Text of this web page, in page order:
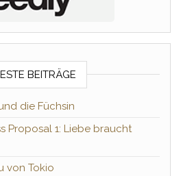
BEITRÄGE
die Füchsin
Proposal 1: Liebe braucht
von Tokio